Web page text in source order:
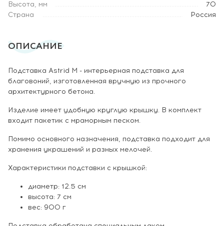
Высота, мм
70
Страна
Россия
ОПИСАНИЕ
Подставка Astrid M - интерьерная подставка для
благовоний, изготовленная вручную из прочного
архитектурного бетона.
Изделие имеет удобную круглую крышку. В комплект
входит пакетик с мраморным песком.
Помимо основного назначения, подставка подходит для
хранения украшений и разных мелочей.
Характеристики подставки с крышкой:
диаметр: 12.5 см
высота: 7 см
вес: 900 г